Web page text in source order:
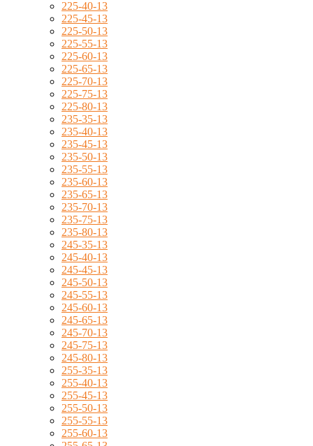
225-40-13
225-45-13
225-50-13
225-55-13
225-60-13
225-65-13
225-70-13
225-75-13
225-80-13
235-35-13
235-40-13
235-45-13
235-50-13
235-55-13
235-60-13
235-65-13
235-70-13
235-75-13
235-80-13
245-35-13
245-40-13
245-45-13
245-50-13
245-55-13
245-60-13
245-65-13
245-70-13
245-75-13
245-80-13
255-35-13
255-40-13
255-45-13
255-50-13
255-55-13
255-60-13